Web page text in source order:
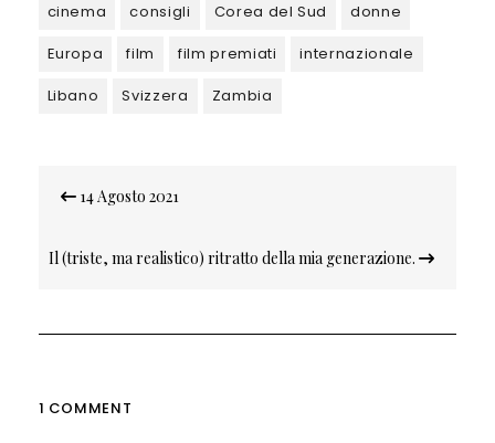
cinema
consigli Corea del Sud
donne
Europa
film film premiati
internazionale
Libano
Svizzera Zambia
Navigazione
14 Agosto 2021
Il (triste, ma realistico) ritratto della mia generazione.
1 COMMENT